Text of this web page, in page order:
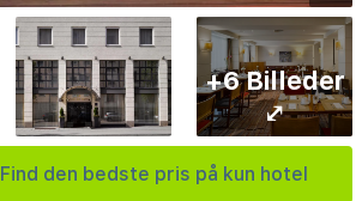
Find den bedste pris på kun hotel
+6 Billeder
⤢